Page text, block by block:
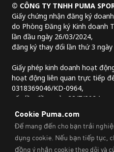
© CÔNG TY TNHH PUMA
Giấy chứng nhận đăng ký
do Phòng Đăng ký Kinh doanh
lần đầu ngày 26/03/2024,
đăng ký thay đổi lần thứ 3
Giấy phép kinh doanh hoạt
hoạt động liên quan trực tiếp
0318369046/KD-0964,
cấp lần đầu ngày 22/7/2024.
Lầu 2, tòa nhà Lim Tower 3,
số 29A đường Nguyễn Đình
Phường Sài Gòn, Thành phố